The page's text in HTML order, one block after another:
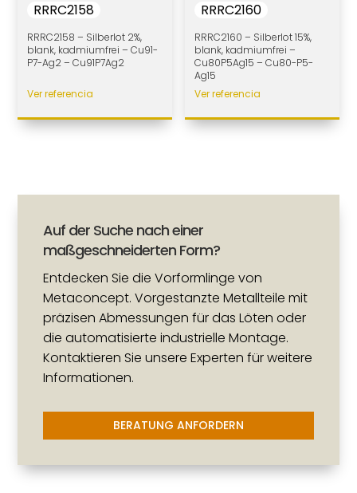
RRRC2158
RRRC2158 – Silberlot 2%,
blank, kadmiumfrei – Cu91-
P7-Ag2 – Cu91P7Ag2
Ver referencia
RRRC2160
RRRC2160 – Silberlot 15%,
blank, kadmiumfrei –
Cu80P5Ag15 – Cu80-P5-
Ag15
Ver referencia
Auf der Suche nach einer
maßgeschneiderten Form?
Entdecken Sie die Vorformlinge von
Metaconcept. Vorgestanzte Metallteile mit
präzisen Abmessungen für das Löten oder
die automatisierte industrielle Montage.
Kontaktieren Sie unsere Experten für weitere
Informationen.
BERATUNG ANFORDERN